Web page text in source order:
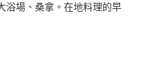
浴場、桑拿。在地料理的早